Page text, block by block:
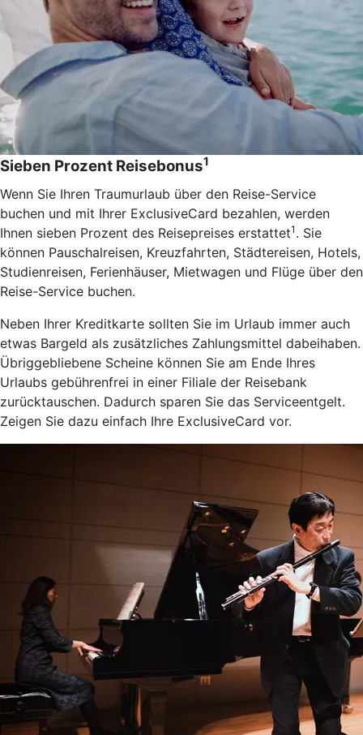
Sieben Prozent Reisebonus1
Wenn Sie Ihren Traumurlaub über den Reise-Service
buchen und mit Ihrer ExclusiveCard bezahlen, werden
Ihnen sieben Prozent des Reisepreises erstattet1 . Sie
können Pauschalreisen, Kreuzfahrten, Städtereisen, Hotels,
Studienreisen, Ferienhäuser, Mietwagen und Flüge über den
Reise-Service buchen.
Neben Ihrer Kreditkarte sollten Sie im Urlaub immer auch
etwas Bargeld als zusätzliches Zahlungsmittel dabeihaben.
Übriggebliebene Scheine können Sie am Ende Ihres
Urlaubs gebührenfrei in einer Filiale der Reisebank
zurücktauschen. Dadurch sparen Sie das Serviceentgelt.
Zeigen Sie dazu einfach Ihre ExclusiveCard vor.